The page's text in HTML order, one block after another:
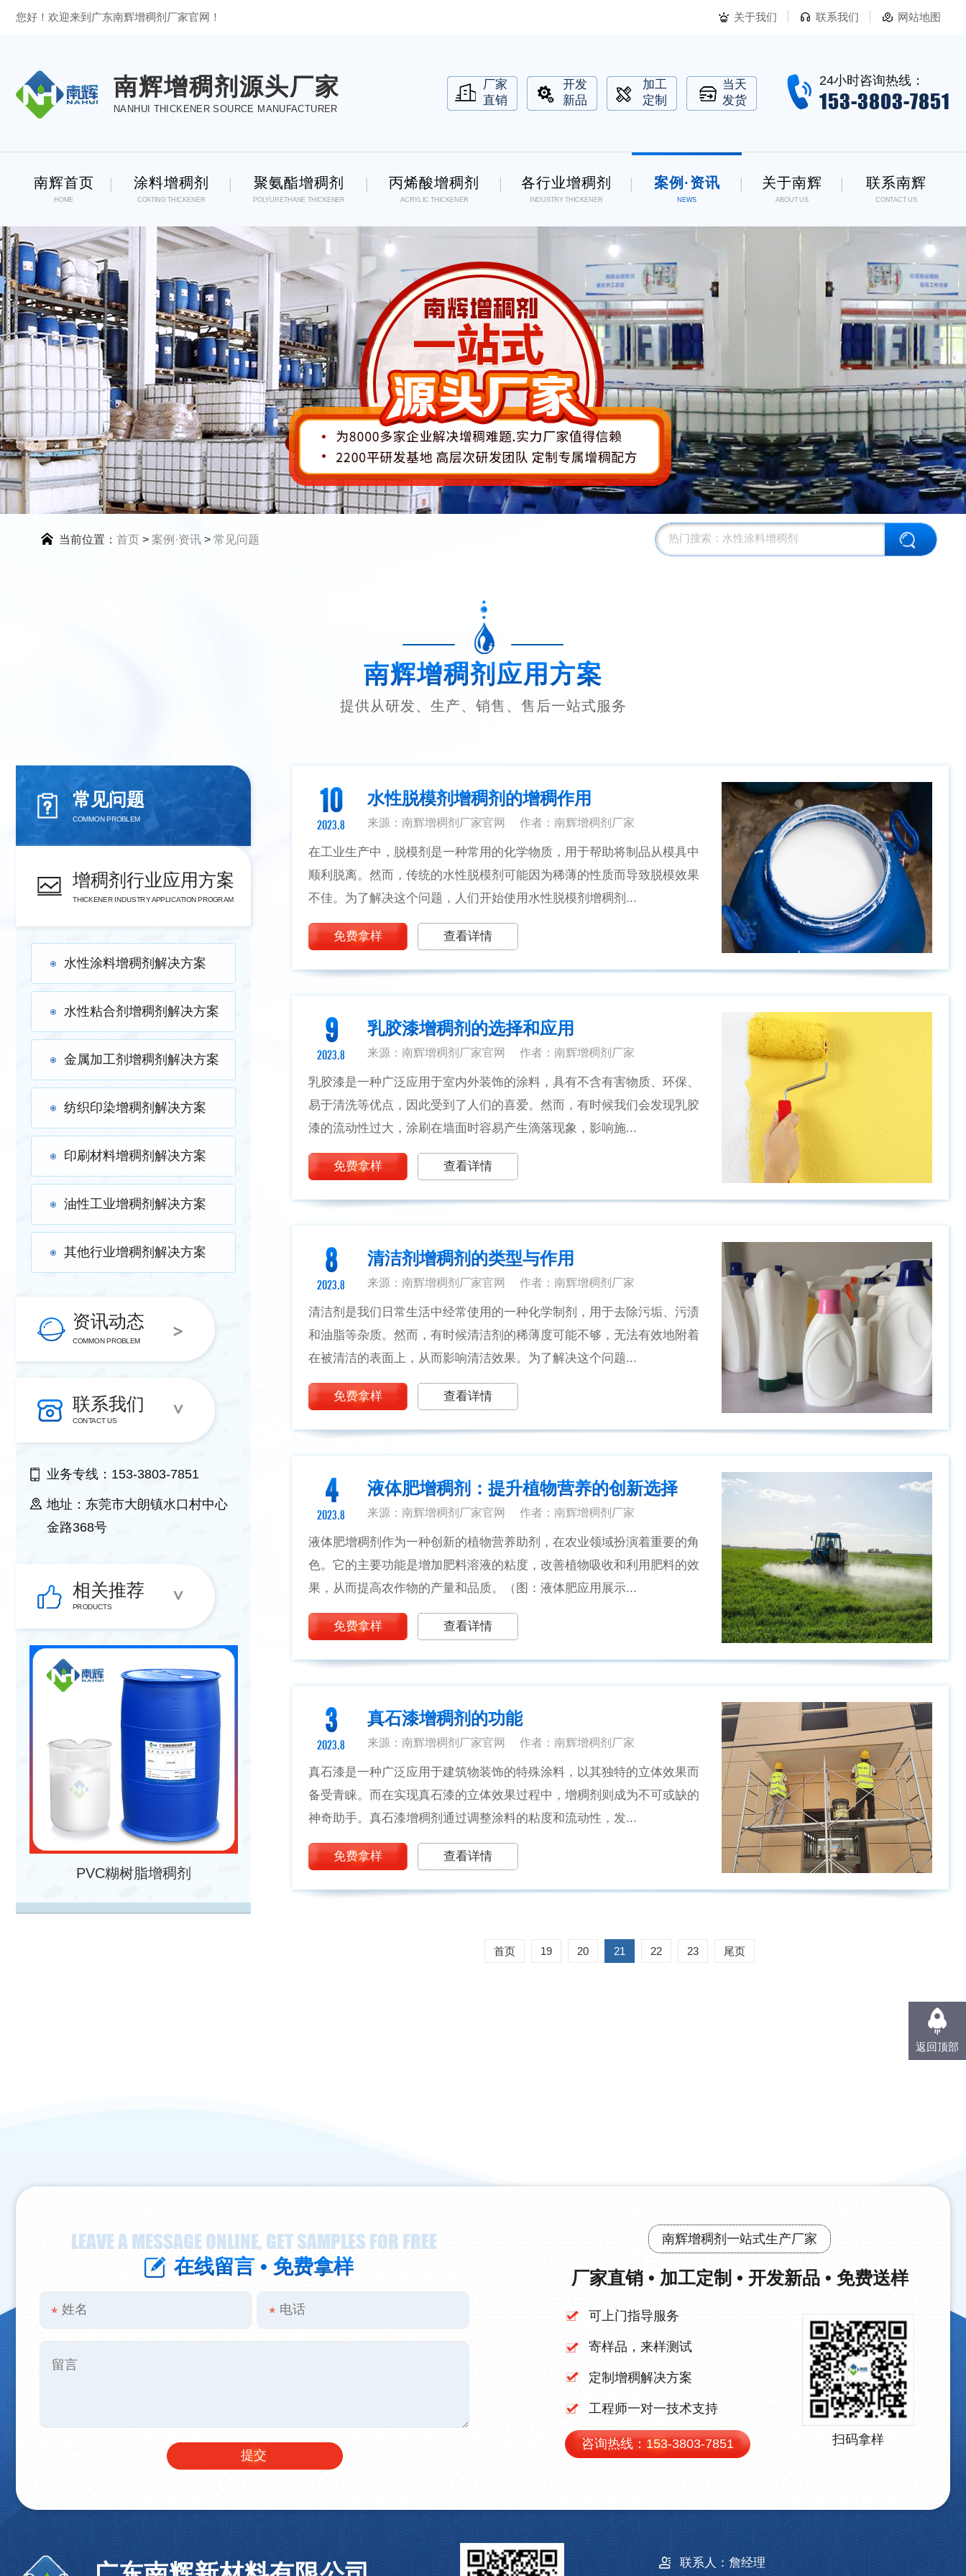
您好！欢迎来到广东南辉增稠剂厂家官网！ 关于我们 联系我们 网站地图
南辉增稠剂源头厂家
NANHUI THICKENER SOURCE MANUFACTURER
厂家
直销
开发
新品
加工
定制
当天
发货
24小时咨询热线：
153-3803-7851
南辉首页
HOME
涂料增稠剂
COATING THICKENER
聚氨酯增稠剂
POLYURETHANE THICKENER
丙烯酸增稠剂
ACRYLIC THICKENER
各行业增稠剂
INDUSTRY THICKENER
案例·资讯
NEWS
关于南辉
ABOUT US
联系南辉
CONTACT US
当前位置： 首页 > 案例·资讯 > 常见问题
南辉增稠剂应用方案
提供从研发、生产、销售、售后一站式服务
常见问题
COMMON PROBLEM
增稠剂行业应用方案
THICKENER INDUSTRY APPLICATION PROGRAM
水性涂料增稠剂解决方案
水性粘合剂增稠剂解决方案
金属加工剂增稠剂解决方案
纺织印染增稠剂解决方案
印刷材料增稠剂解决方案
油性工业增稠剂解决方案
其他行业增稠剂解决方案
资讯动态
COMMON PROBLEM
联系我们
CONTACT US
业务专线：153-3803-7851
地址：东莞市大朗镇水口村中心
金路368号
相关推荐
PRODUCTS
PVC糊树脂增稠剂
10
2023.8
水性脱模剂增稠剂的增稠作用
来源：南辉增稠剂厂家官网 作者：南辉增稠剂厂家
在工业生产中，脱模剂是一种常用的化学物质，用于帮助将制品从模具中
顺利脱离。然而，传统的水性脱模剂可能因为稀薄的性质而导致脱模效果
不佳。为了解决这个问题，人们开始使用水性脱模剂增稠剂...
免费拿样 查看详情
9
2023.8
乳胶漆增稠剂的选择和应用
来源：南辉增稠剂厂家官网 作者：南辉增稠剂厂家
乳胶漆是一种广泛应用于室内外装饰的涂料，具有不含有害物质、环保、
易于清洗等优点，因此受到了人们的喜爱。然而，有时候我们会发现乳胶
漆的流动性过大，涂刷在墙面时容易产生滴落现象，影响施...
免费拿样 查看详情
8
2023.8
清洁剂增稠剂的类型与作用
来源：南辉增稠剂厂家官网 作者：南辉增稠剂厂家
清洁剂是我们日常生活中经常使用的一种化学制剂，用于去除污垢、污渍
和油脂等杂质。然而，有时候清洁剂的稀薄度可能不够，无法有效地附着
在被清洁的表面上，从而影响清洁效果。为了解决这个问题...
免费拿样 查看详情
4
2023.8
液体肥增稠剂：提升植物营养的创新选择
来源：南辉增稠剂厂家官网 作者：南辉增稠剂厂家
液体肥增稠剂作为一种创新的植物营养助剂，在农业领域扮演着重要的角
色。它的主要功能是增加肥料溶液的粘度，改善植物吸收和利用肥料的效
果，从而提高农作物的产量和品质。（图：液体肥应用展示...
免费拿样 查看详情
3
2023.8
真石漆增稠剂的功能
来源：南辉增稠剂厂家官网 作者：南辉增稠剂厂家
真石漆是一种广泛应用于建筑物装饰的特殊涂料，以其独特的立体效果而
备受青睐。而在实现真石漆的立体效果过程中，增稠剂则成为不可或缺的
神奇助手。真石漆增稠剂通过调整涂料的粘度和流动性，发...
免费拿样 查看详情
首页 19 20 21 22 23 尾页
LEAVE A MESSAGE ONLINE, GET SAMPLES FOR FREE
在线留言 • 免费拿样
南辉增稠剂一站式生产厂家
厂家直销 • 加工定制 • 开发新品 • 免费送样
可上门指导服务
寄样品，来样测试
定制增稠解决方案
工程师一对一技术支持
咨询热线： 153-3803-7851 扫码拿样
联系人： 詹经理
返回顶部